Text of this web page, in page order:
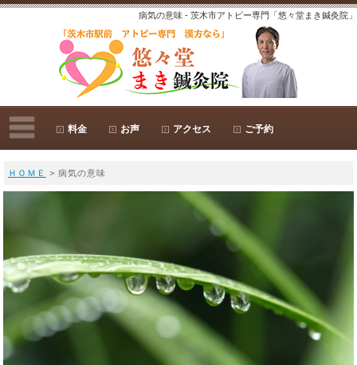
病気の意味 - 茨木市アトピー専門「悠々堂まき鍼灸院」
料金 お声 アクセス ご予約
ＨＯＭＥ > 病気の意味